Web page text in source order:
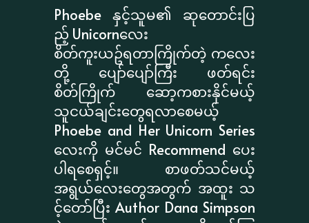
Phoebe နှင့်သူမ၏ ဆုတောင်းပြ
ည့် Unicornလေး
စိတ်ကူးယဥ်ရတာကြိုက်တဲ့ ကလေး
တို့ ပျော်ပျော်ကြီး ဖတ်ရင်း
စိတ်ကြိုက် ဆော့ကစားနိုင်မယ့်
သူငယ်ချင်းတွေရလာစေမယ့်
Phoebe and Her Unicorn Series
လေးကို မင်မင် Recommend ပေး
ပါရစေရှင့်။ စာဖတ်သင်မယ့်
အရွယ်လေးတွေအတွက် အထူး သ
င့်တော်ပြီး Author Dana Simpson